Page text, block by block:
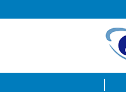
到
容